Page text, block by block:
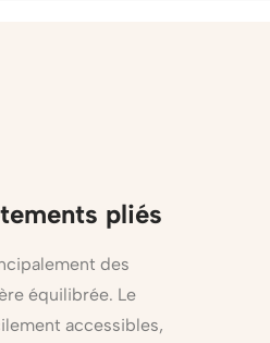
pliés
des
équilibrée. Le
accessibles,